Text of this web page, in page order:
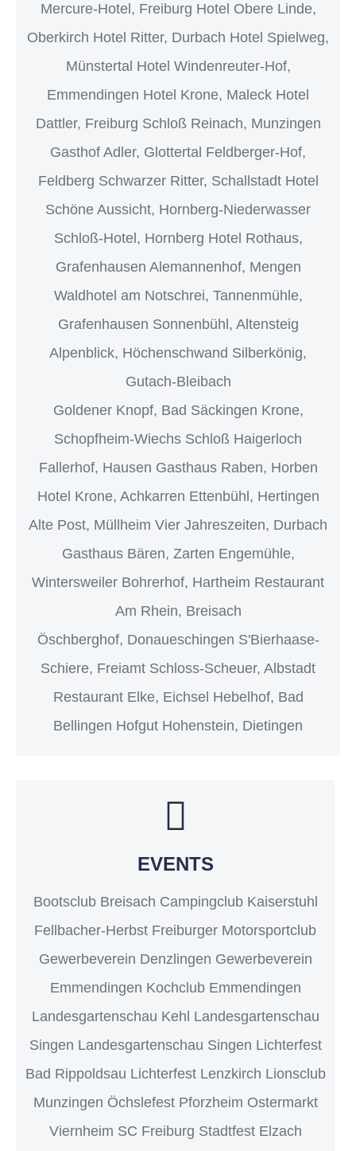
Mercure-Hotel, Freiburg Hotel Obere Linde,
Oberkirch Hotel Ritter, Durbach Hotel Spielweg,
Münstertal Hotel Windenreuter-Hof,
Emmendingen Hotel Krone, Maleck Hotel
Dattler, Freiburg Schloß Reinach, Munzingen
Gasthof Adler, Glottertal Feldberger-Hof,
Feldberg Schwarzer Ritter, Schallstadt Hotel
Schöne Aussicht, Hornberg-Niederwasser
Schloß-Hotel, Hornberg Hotel Rothaus,
Grafenhausen Alemannenhof, Mengen
Waldhotel am Notschrei, Tannenmühle,
Grafenhausen Sonnenbühl, Altensteig
Alpenblick, Höchenschwand Silberkönig,
Gutach-Bleibach
Goldener Knopf, Bad Säckingen Krone,
Schopfheim-Wiechs Schloß Haigerloch
Fallerhof, Hausen Gasthaus Raben, Horben
Hotel Krone, Achkarren Ettenbühl, Hertingen
Alte Post, Müllheim Vier Jahreszeiten, Durbach
Gasthaus Bären, Zarten Engemühle,
Wintersweiler Bohrerhof, Hartheim Restaurant
Am Rhein, Breisach
Öschberghof, Donaueschingen S'Bierhaase-
Schiere, Freiamt Schloss-Scheuer, Albstadt
Restaurant Elke, Eichsel Hebelhof, Bad
Bellingen Hofgut Hohenstein, Dietingen
EVENTS
Bootsclub Breisach Campingclub Kaiserstuhl
Fellbacher-Herbst Freiburger Motorsportclub
Gewerbeverein Denzlingen Gewerbeverein
Emmendingen Kochclub Emmendingen
Landesgartenschau Kehl Landesgartenschau
Singen Landesgartenschau Singen Lichterfest
Bad Rippoldsau Lichterfest Lenzkirch Lionsclub
Munzingen Öchslefest Pforzheim Ostermarkt
Viernheim SC Freiburg Stadtfest Elzach